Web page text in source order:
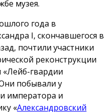
музея.
года в
I, скончавшегося в
почтили участники
реконструкции
гвардии
побывали у
императора и
«Александровский